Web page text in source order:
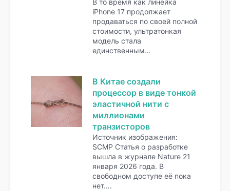
В то время как линейка
iPhone 17 продолжает
продаваться по своей полной
стоимости, ультратонкая
модель стала
единственным…
В Китае создали
процессор в виде тонкой
эластичной нити с
миллионами
транзисторов
Источник изображения:
SCMP Статья о разработке
вышла в журнале Nature 21
января 2026 года. В
свободном доступе её пока
нет….